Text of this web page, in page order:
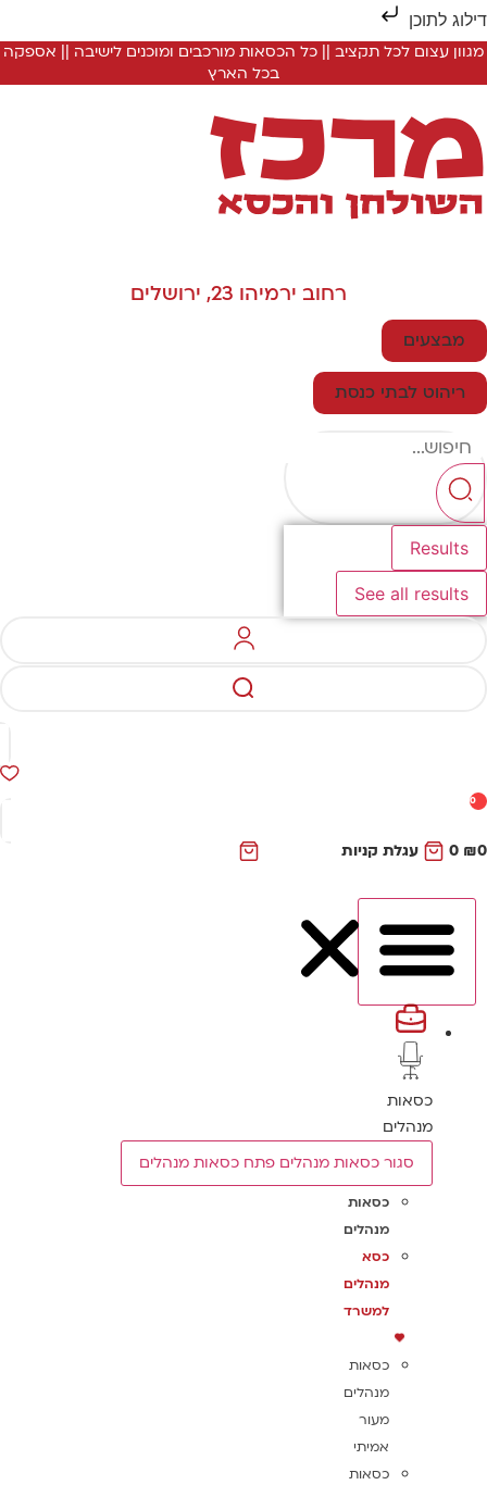
לתוכן
מגוון עצום לכל תקציב || כל הכסאות מורכבים ומוכנים לישיבה || אספקה
בכל הארץ
רחוב ירמיהו 23, ירושלים
מבצעים
ריהוט לבתי כנסת
Results
See all results
0
₪
0 עגלת קניות
כסאות
מנהלים
סגור כסאות מנהלים פתח כסאות מנהלים
כסאות
מנהלים
כסא
מנהלים
למשרד
כסאות
מנהלים
מעור
אמיתי
כסאות